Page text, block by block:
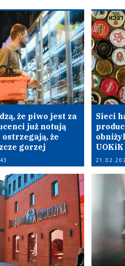
że piwo jest za
już notują
że
gorzej
Sieci
UOKiK